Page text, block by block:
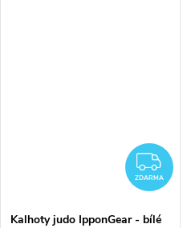
ZDARMA
Kalhoty judo IpponGear - bílé